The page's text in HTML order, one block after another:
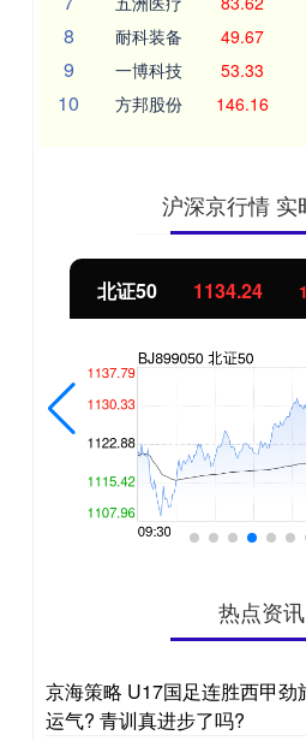
8 耐科装备 49.67
9 一博科技 53.33
10 方邦股份 146.16
沪深京行情 实
北证50 1134.24
热点资讯
京海策略 U17国足连胜西甲劲
运气? 青训真进步了吗?